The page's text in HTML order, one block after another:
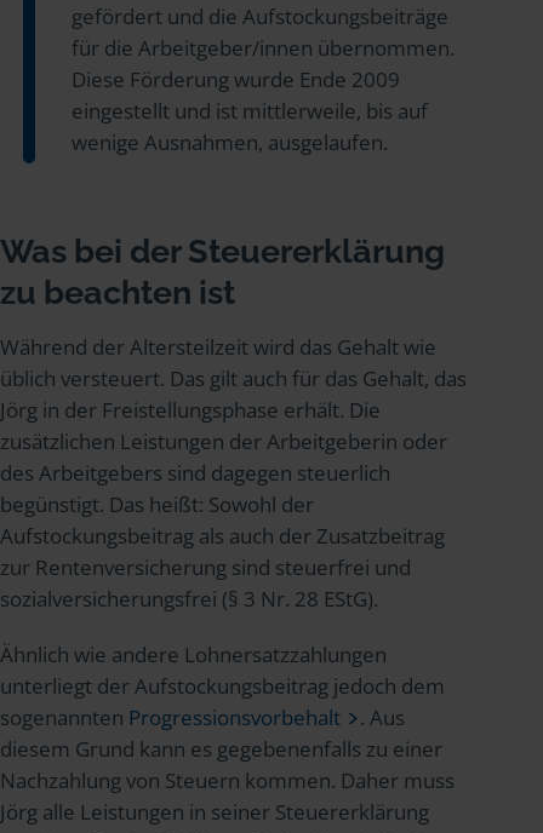
gefördert und die Aufstockungsbeiträge
für die Arbeitgeber/innen übernommen.
Diese Förderung wurde Ende 2009
eingestellt und ist mittlerweile, bis auf
wenige Ausnahmen, ausgelaufen.
Was bei der Steuererklärung
zu beachten ist
Während der Altersteilzeit wird das Gehalt wie
üblich versteuert. Das gilt auch für das Gehalt, das
Jörg in der Freistellungsphase erhält. Die
zusätzlichen Leistungen der Arbeitgeberin oder
des Arbeitgebers sind dagegen steuerlich
begünstigt. Das heißt: Sowohl der
Aufstockungsbeitrag als auch der Zusatzbeitrag
zur Rentenversicherung sind steuerfrei und
sozialversicherungsfrei (§ 3 Nr. 28 EStG).
Ähnlich wie andere Lohnersatzzahlungen
unterliegt der Aufstockungsbeitrag jedoch dem
sogenannten Progressionsvorbehalt
. Aus
diesem Grund kann es gegebenenfalls zu einer
Nachzahlung von Steuern kommen. Daher muss
Jörg alle Leistungen in seiner Steuererklärung